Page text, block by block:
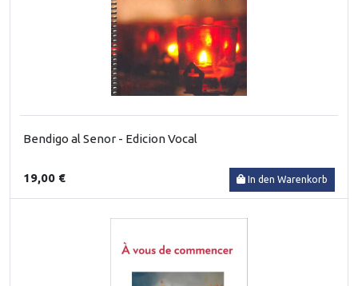
Bendigo al Senor - Edicion Vocal
19,00 € In den Warenkorb